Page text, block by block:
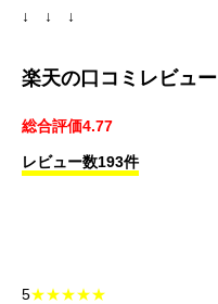
↓ ↓ ↓
楽天の口コミレビュー
総合評価4.77
レビュー数193件
5★★★★★